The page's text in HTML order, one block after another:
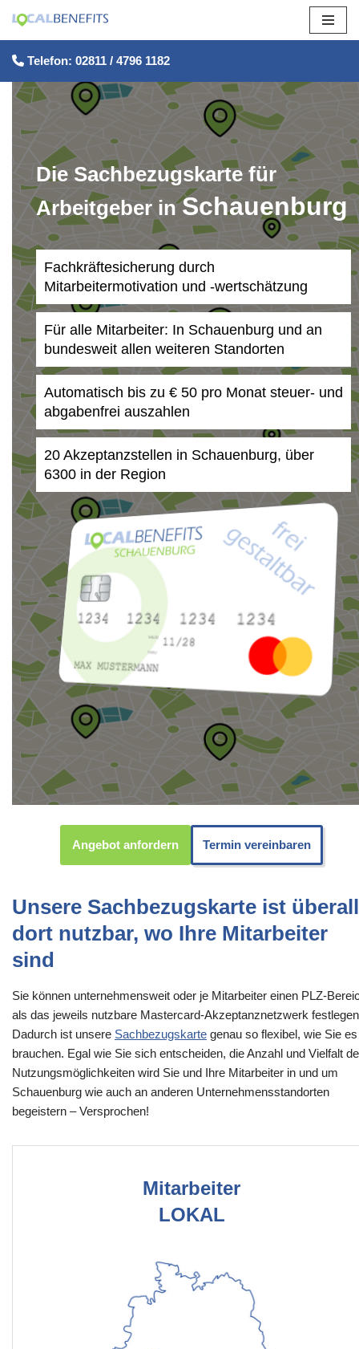
Zum
Inhalt
springen
Telefon: 02811 / 4796 1182
Die Sachbezugskarte für
Arbeitgeber inSchauenburg
Fachkräftesicherung durch
Mitarbeitermotivation und -wertschätzung
Für alle Mitarbeiter: In Schauenburg und an
bundesweit allen weiteren Standorten
Automatisch bis zu € 50 pro Monat steuer- und
abgabenfrei auszahlen
20 Akzeptanzstellen in Schauenburg, über
6300 in der Region
Angebot anfordern Termin vereinbaren
Unsere Sachbezugskarte ist überall
dort nutzbar, wo Ihre Mitarbeiter
sind
Sie können unternehmensweit oder je Mitarbeiter einen PLZ-
als das jeweils nutzbare Mastercard-Akzeptanznetzwerk
Dadurch ist unsere Sachbezugskarte genau so flexibel, wie Sie es
brauchen. Egal wie Sie sich entscheiden, die Anzahl und Vielfalt
Nutzungsmöglichkeiten wird Sie und Ihre Mitarbeiter in und um
Schauenburg wie auch an anderen Unternehmensstandorten
begeistern – Versprochen!
Mitarbeiter
LOKAL